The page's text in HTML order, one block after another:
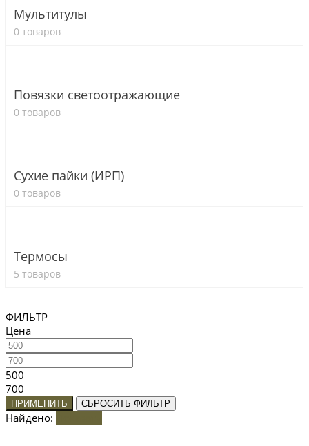
Мультитулы
0 товаров
Повязки светоотражающие
0 товаров
Сухие пайки (ИРП)
0 товаров
Термосы
5 товаров
ФИЛЬТР
Цена
500
700
ПРИМЕНИТЬ СБРОСИТЬ ФИЛЬТР
Найдено: